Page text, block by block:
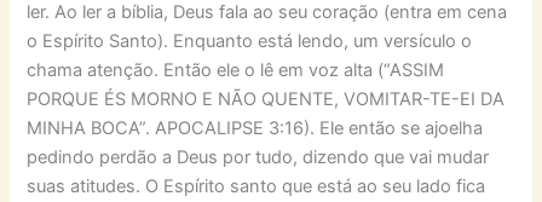
ler. Ao ler a bíblia, Deus fala ao seu coração (entra em cena
o Espírito Santo). Enquanto está lendo, um versículo o
chama atenção. Então ele o lê em voz alta (“ASSIM
PORQUE ÉS MORNO E NÃO QUENTE, VOMITAR-TE-EI DA
MINHA BOCA”. APOCALIPSE 3:16). Ele então se ajoelha
pedindo perdão a Deus por tudo, dizendo que vai mudar
suas atitudes. O Espírito santo que está ao seu lado fica